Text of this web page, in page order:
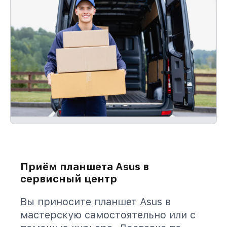
Приём планшета Asus в
сервисный центр
Вы приносите планшет Asus в
мастерскую самостоятельно или с